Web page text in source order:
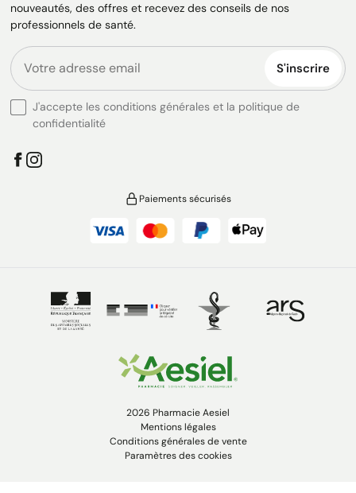
nouveautés, des offres et recevez des conseils de nos
professionnels de santé.
S'inscrire
J'accepte les conditions générales et la politique de
confidentialité
Paiements sécurisés
2026 Pharmacie Aesiel
Mentions légales
Conditions générales de vente
Paramètres des cookies